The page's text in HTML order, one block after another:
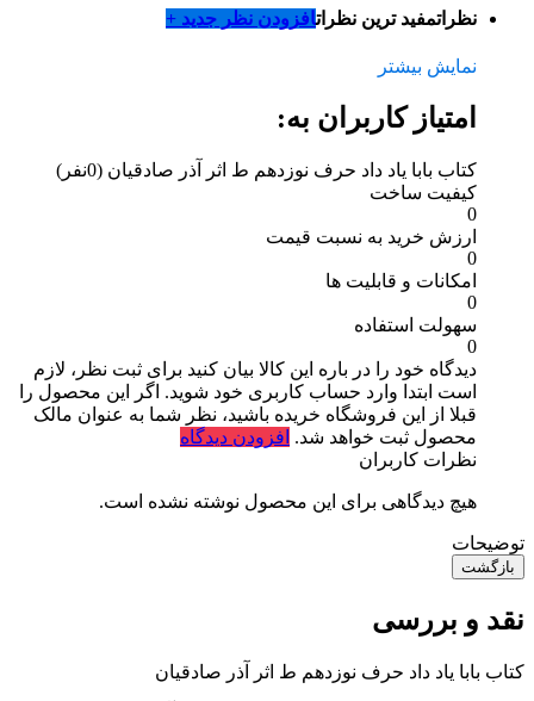
نظراتمفید ترین نظراتافزودن نظر جدید +
نمایش بیشتر
امتیاز کاربران به:
کتاب بابا یاد داد حرف نوزدهم ط اثر آذر صادقیان (0نفر)
کیفیت ساخت
0
ارزش خرید به نسبت قیمت
0
امکانات و قابلیت ها
0
سهولت استفاده
0
دیدگاه خود را در باره این کالا بیان کنید برای ثبت نظر، لازم
است ابتدا وارد حساب کاربری خود شوید. اگر این محصول را
قبلا از این فروشگاه خریده باشید، نظر شما به عنوان مالک
محصول ثبت خواهد شد. افزودن دیدگاه
نظرات کاربران
هیچ دیدگاهی برای این محصول نوشته نشده است.
توضیحات
بازگشت
نقد و بررسی
کتاب بابا یاد داد حرف نوزدهم ط اثر آذر صادقیان